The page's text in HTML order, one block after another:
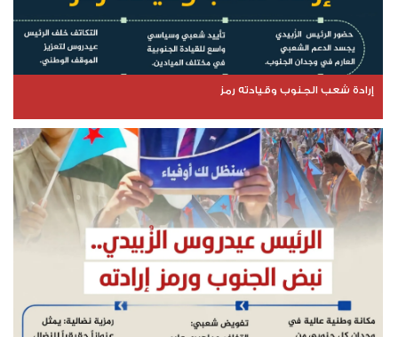
إرادة شعب الجنوب وقيادته رمز